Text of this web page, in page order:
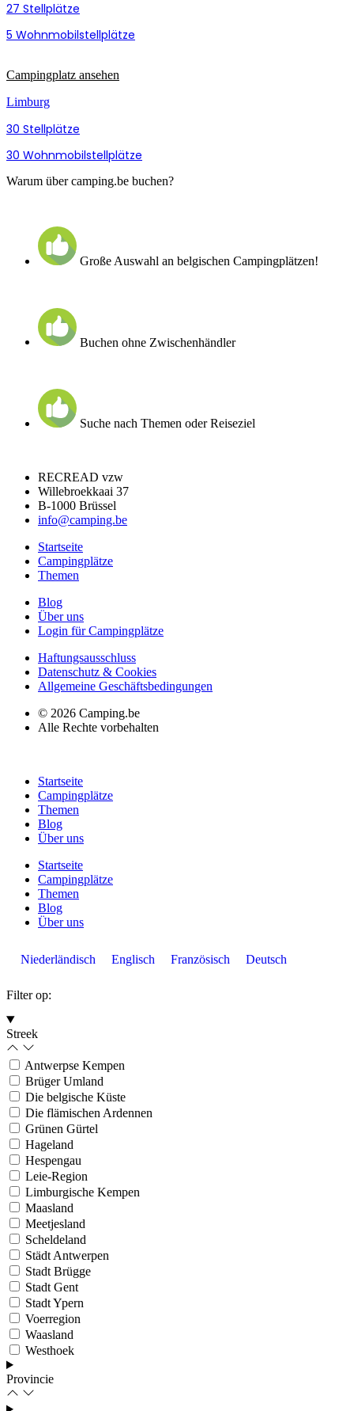
27 Stellplätze
5 Wohnmobilstellplätze
Campingplatz ansehen
Limburg
30 Stellplätze
30 Wohnmobilstellplätze
Warum über camping.be buchen?
Große Auswahl an belgischen Campingplätzen!
Buchen ohne Zwischenhändler
Suche nach Themen oder Reiseziel
RECREAD vzw
Willebroekkaai 37
B-1000 Brüssel
info@camping.be
Startseite
Campingplätze
Themen
Blog
Über uns
Login für Campingplätze
Haftungsausschluss
Datenschutz & Cookies
Allgemeine Geschäftsbedingungen
© 2026 Camping.be
Alle Rechte vorbehalten
Startseite
Campingplätze
Themen
Blog
Über uns
Startseite
Campingplätze
Themen
Blog
Über uns
Niederländisch Englisch Französisch Deutsch
Filter op:
Streek
Antwerpse Kempen
Brüger Umland
Die belgische Küste
Die flämischen Ardennen
Grünen Gürtel
Hageland
Hespengau
Leie-Region
Limburgische Kempen
Maasland
Meetjesland
Scheldeland
Städt Antwerpen
Stadt Brügge
Stadt Gent
Stadt Ypern
Voerregion
Waasland
Westhoek
Provincie